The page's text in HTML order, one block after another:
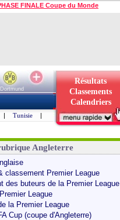
FINALE Coupe du Monde
Dortmund
Résultats
Classements
Calendriers
| Tunisie |
Angleterre
classement Premier League
des buteurs de la Premier League
League
la Premier League
Cup (coupe d'Angleterre)